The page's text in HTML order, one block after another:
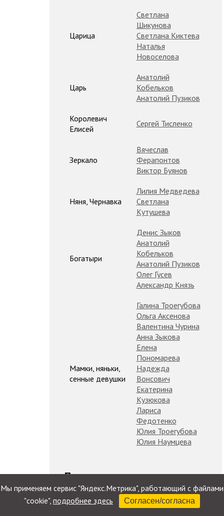
Царица
Светлана
Шикунова
Светлана Киктева
Наталья
Новоселова
Царь
Анатолий
Кобельков
Анатолий Пузиков
Королевич
Елисей
Сергей Тисленко
Зеркало
Вячеслав
Ферапонтов
Виктор Буянов
Няня, Чернавка
Лилия Медведева
Светлана
Кутушева
Богатыри
Денис Зыков
Анатолий
Кобельков
Анатолий Пузиков
Олег Гусев
Александр Князь
Мамки, няньки,
сенные девушки
Галина Троегубова
Ольга Аксенова
Валентина Чурина
Анна Зыкова
Елена
Пономарева
Надежда
Вонсович
Екатерина
Кузюкова
Лариса
Федотенко
Юлия Троегубова
Юлия Наумцева
Пресса
Мы применяем сервис "Яндекс.Метрика", работающий с файлами
"cookie", подробнее здесь Согласен/согласна